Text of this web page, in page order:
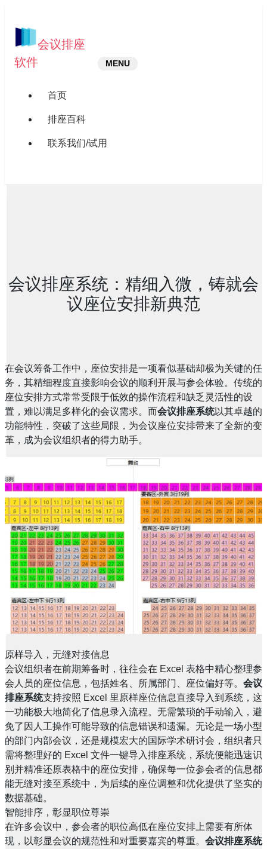
会议排座
软件
MENU
首页
排座百科
联系我们/试用
会议排座系统：精细入微，铸就会
议座位安排新典范
在会议筹备工作中，座位安排是一项看似基础却极为关键的任
务，其精细程度直接影响会议的顺利开展与参会体验。传统的
座位安排方式常常受限于低效的操作流程和缺乏灵活性的设
置，难以满足多样化的会议需求。而会议排座系统以其卓越的
功能特性，突破了这些局限，为会议座位安排带来了全新的变
革，成为会议组织者的得力助手。
原样导入，无缝对接信息
会议组织者在前期筹备时，往往会在 Excel 表格中精心整理参
会人员的座位信息，包括姓名、所属部门、座位偏好等。 会议
排座系统支持按照 Excel 里原样座位信息直接导入到系统，这
一功能极大地简化了信息录入流程。无需繁琐的手动输入，避
免了因人工操作可能导致的信息错误和遗漏。无论是一场小型
的部门内部会议，还是规模宏大的国际学术研讨会，组织者只
需将整理好的 Excel 文件一键导入排座系统，系统便能迅速识
别并精准还原表格中的座位安排，确保每一位参会者的信息都
能无缝对接至系统中，为后续的座位调整和优化提供了坚实的
数据基础。
智能排序，彰显职位尊崇
在许多会议中，参会者的职位高低在座位安排上需要有所体
现，以彰显会议的规范性和对重要嘉宾的尊重。 会议排座系统